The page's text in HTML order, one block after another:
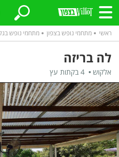
ראשי מתחמי נופש בצפון מתחמי נופש
לה בריזה
אלקוש 4 בקתות עץ